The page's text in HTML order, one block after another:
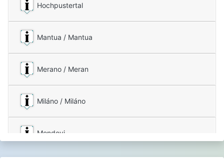
Hochpustertal
Mantua / Mantua
Merano / Meran
Miláno / Miláno
Mondovi